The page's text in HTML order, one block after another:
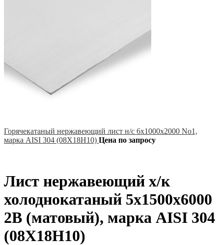
Горячекатаный нержавеющий лист н/с 6х1000х2000 No1,
марка AISI 304 (08Х18Н10) Цена по запросу
Лист нержавеющий х/к
холоднокатаный 5х1500х6000
2B (матовый), марка AISI 304
(08Х18Н10)